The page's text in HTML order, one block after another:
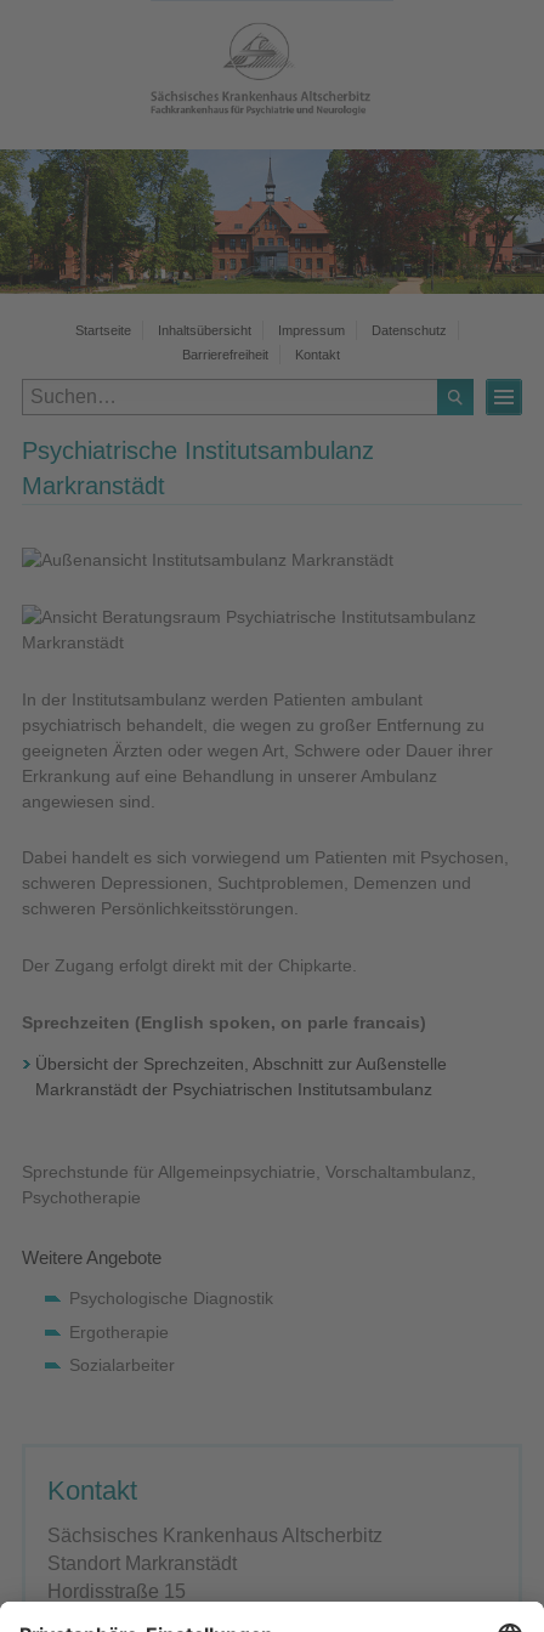
Startseite Inhaltsübersicht Impressum
Datenschutz
Barrierefreiheit
Kontakt
Psychiatrische Institutsambulanz
Markranstädt
In der Institutsambulanz werden Patienten ambulant
psychiatrisch behandelt, die wegen zu großer Entfernung zu
geeigneten Ärzten oder wegen Art, Schwere oder Dauer ihrer
Erkrankung auf eine Behandlung in unserer Ambulanz
angewiesen sind.
Dabei handelt es sich vorwiegend um Patienten mit Psychosen,
schweren Depressionen, Suchtproblemen, Demenzen und
schweren Persönlichkeitsstörungen.
Der Zugang erfolgt direkt mit der Chipkarte.
Sprechzeiten (English spoken, on parle francais)
Übersicht der Sprechzeiten, Abschnitt zur Außenstelle
Markranstädt der Psychiatrischen Institutsambulanz
Sprechstunde für Allgemeinpsychiatrie, Vorschaltambulanz,
Psychotherapie
Weitere Angebote
Psychologische Diagnostik
Ergotherapie
Sozialarbeiter
Kontakt
Sächsisches Krankenhaus Altscherbitz
Standort Markranstädt
Hordisstraße 15